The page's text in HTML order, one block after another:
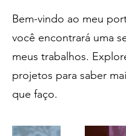
Bem-vindo ao meu
você encontrará uma
meus trabalhos.
projetos para saber
que faço.